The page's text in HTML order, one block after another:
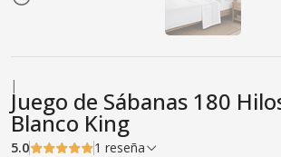
|
Juego de Sábanas 180
Blanco King
5.0 1 reseña